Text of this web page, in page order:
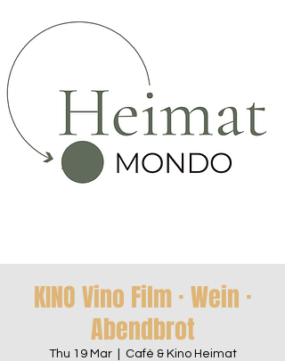
KINO Vino Film · Wein ·
Abendbrot
Thu 19 Mar
  |
Café & Kino Heimat